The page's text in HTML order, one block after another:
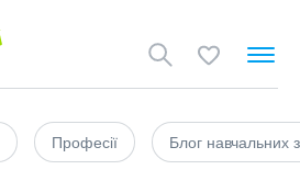
Професії Блог навчальних